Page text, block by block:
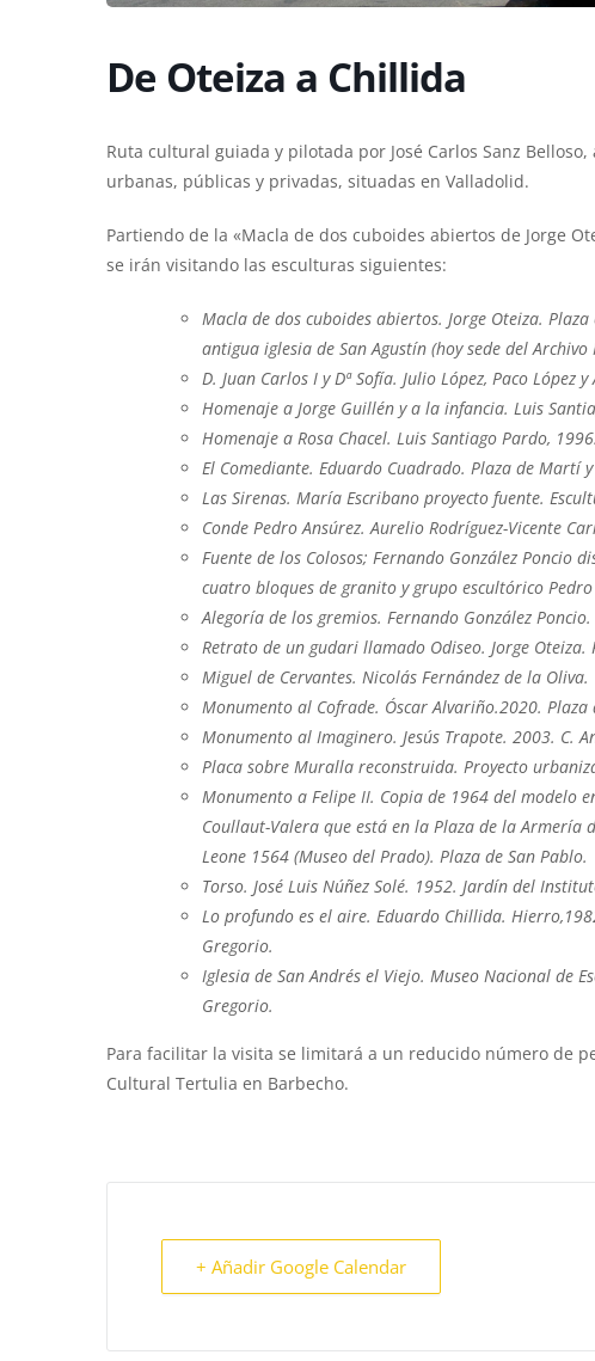
De Oteiza a Chillida
Ruta cultural guiada y pilotada por José Carlos Sanz
urbanas, públicas y privadas, situadas en Valladolid.
Partiendo de la «Macla de dos cuboides abiertos de Jorge
se irán visitando las esculturas siguientes:
Macla de dos cuboides abiertos. Jorge Oteiza.
antigua iglesia de San Agustín (hoy sede del
D. Juan Carlos I y Dª Sofía. Julio López, Paco
Homenaje a Jorge Guillén y a la infancia. Luis
Homenaje a Rosa Chacel. Luis Santiago Pardo,
El Comediante. Eduardo Cuadrado. Plaza de Martí
Las Sirenas. María Escribano proyecto fuente.
Conde Pedro Ansúrez. Aurelio Rodríguez-Vicente
Fuente de los Colosos; Fernando González Poncio
cuatro bloques de granito y grupo escultórico
Alegoría de los gremios. Fernando González
Retrato de un gudari llamado Odiseo. Jorge Oteiza.
Miguel de Cervantes. Nicolás Fernández de la
Monumento al Cofrade. Óscar Alvariño.2020. Plaza
Monumento al Imaginero. Jesús Trapote. 2003. C.
Placa sobre Muralla reconstruida. Proyecto
Monumento a Felipe II. Copia de 1964 del modelo
Coullaut-Valera que está en la Plaza de la Armería
Leone 1564 (Museo del Prado). Plaza de San Pablo.
Torso. José Luis Núñez Solé. 1952. Jardín del
Lo profundo es el aire. Eduardo Chillida.
Gregorio.
Iglesia de San Andrés el Viejo. Museo Nacional de
Gregorio.
Para facilitar la visita se limitará a un reducido número de
Cultural Tertulia en Barbecho.
+ Añadir Google Calendar